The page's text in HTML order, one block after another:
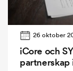
26 oktober
iCore och
partnerskap